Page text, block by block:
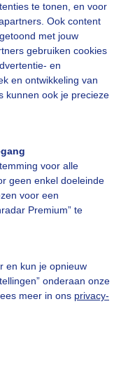
te tonen, en voor
Ook content
met jouw
gebruiken cookies
en
en ontwikkeling van
kunnen ook je precieze
voor alle
geen enkel doeleinde
voor een
Premium” te
en kun je opnieuw
onderaan onze
meer in ons privacy-